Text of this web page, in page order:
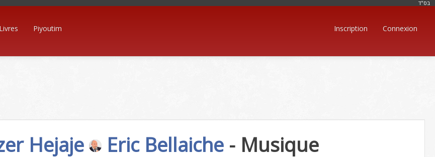
בּס"ד
Livres Piyoutim Inscription Connexion
Hejaje Eric Bellaiche - Musique